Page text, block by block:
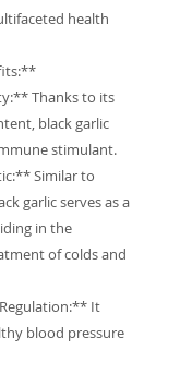
health
Thanks to its
black garlic
stimulant.
Similar to
garlic serves as a
in the
of colds and
It
blood pressure